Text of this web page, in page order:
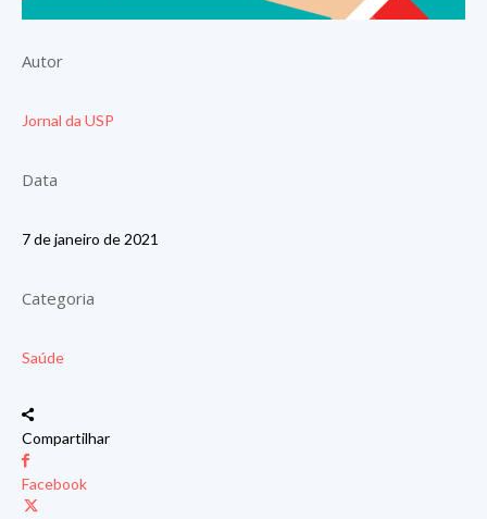
Autor
Jornal da USP
Data
7 de janeiro de 2021
Categoria
Saúde
Compartilhar
Facebook